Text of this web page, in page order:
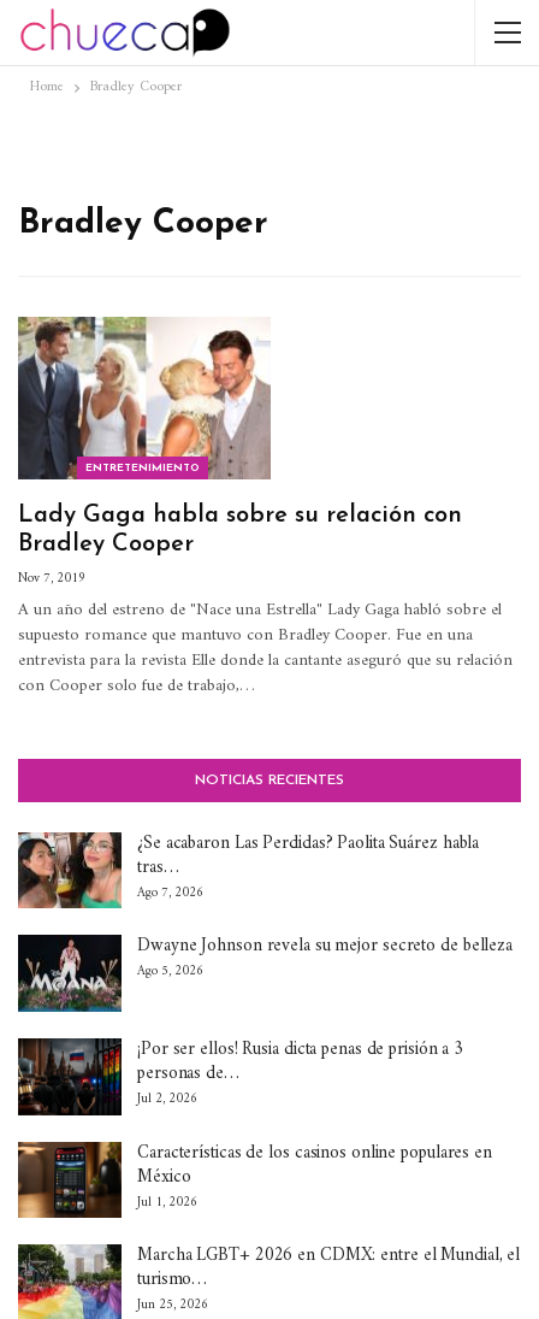
Home Bradley Cooper
Bradley Cooper
ENTRETENIMIENTO
Lady Gaga habla sobre su relación con
Bradley Cooper
Nov 7, 2019
A un año del estreno de "Nace una Estrella" Lady Gaga habló sobre el
supuesto romance que mantuvo con Bradley Cooper. Fue en una
entrevista para la revista Elle donde la cantante aseguró que su relación
con Cooper solo fue de trabajo,…
NOTICIAS RECIENTES
¿Se acabaron Las Perdidas? Paolita Suárez habla
tras…
Ago 7, 2026
Dwayne Johnson revela su mejor secreto de belleza
Ago 5, 2026
¡Por ser ellos! Rusia dicta penas de prisión a 3
personas de…
Jul 2, 2026
Características de los casinos online populares en
México
Jul 1, 2026
Marcha LGBT+ 2026 en CDMX: entre el Mundial, el
turismo…
Jun 25, 2026